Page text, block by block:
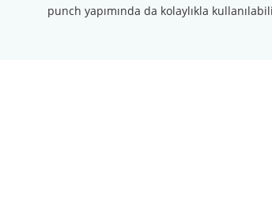
punch yapımında da kolaylıkla